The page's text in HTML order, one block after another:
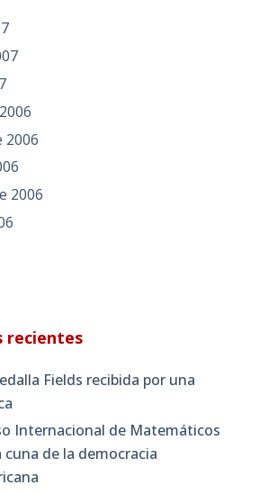
2006
2006
recientes
Fields recibida por una
Internacional de Matemáticos
cuna de la democracia